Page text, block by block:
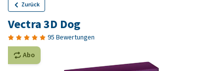
Zurück
Vectra 3D Dog
95 Bewertungen
Abo